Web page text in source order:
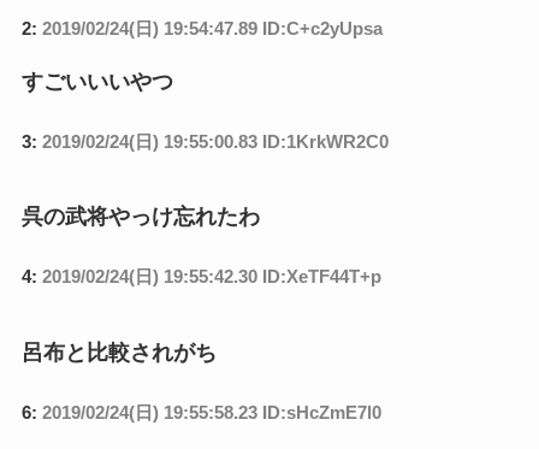
2: 2019/02/24(日) 19:54:47.89 ID:C+c2yUpsa
すごいいいやつ
3: 2019/02/24(日) 19:55:00.83 ID:1KrkWR2C0
呉の武将やっけ忘れたわ
4: 2019/02/24(日) 19:55:42.30 ID:XeTF44T+p
呂布と比較されがち
6: 2019/02/24(日) 19:55:58.23 ID:sHcZmE7l0